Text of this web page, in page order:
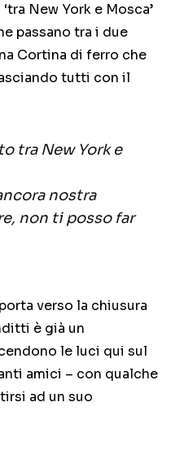
New York e Mosca’
passano tra i due
Cortina di ferro che
tutti con il
tra New York e
nostra
non ti posso far
verso la chiusura
è già un
le luci qui sul
amici – con qualche
ad un suo